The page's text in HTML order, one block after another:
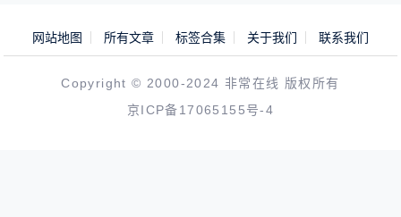
网站地图 所有文章 标签合集 关于我们 联系我们
Copyright © 2000-2024 非常在线 版权所有
京ICP备17065155号-4